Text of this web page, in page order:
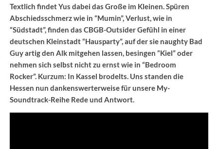
Textlich findet Yus dabei das Große im Kleinen. Spüren
Abschiedsschmerz wie in “Mumin”, Verlust, wie in
“Südstadt”, finden das CBGB-Outsider Gefühl in einer
deutschen Kleinstadt “Hausparty”, auf der sie naughty Bad
Guy artig den Alk mitgehen lassen, besingen “Kiel” oder
nehmen sich selbst nicht zu ernst wie in “Bedroom
Rocker”. Kurzum: In Kassel brodelts. Uns standen die
Hessen nun dankenswerterweise für unsere My-
Soundtrack-Reihe Rede und Antwort.